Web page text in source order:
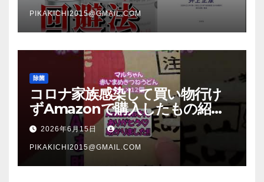
PIKAKICHI2015@GMAIL.COM
除菌
コロナ家族感染して買い物行け
ずAmazonで購入したもの紹
介 #Shorts
2026年6月15日
PIKAKICHI2015@GMAIL.COM